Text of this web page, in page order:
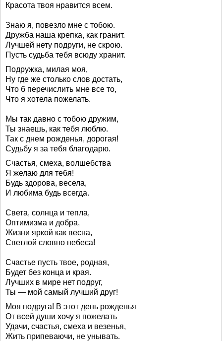
Красота твоя нравится всем.
Знаю я, повезло мне с тобою.
Дружба наша крепка, как гранит.
Лучшей нету подруги, не скрою.
Пусть судьба тебя всюду хранит.
Подружка, милая моя,
Ну где же столько слов достать,
Что б перечислить мне все то,
Что я хотела пожелать.
Мы так давно с тобою дружим,
Ты знаешь, как тебя люблю.
Так с днем рожденья, дорогая!
Судьбу я за тебя благодарю.
Счастья, смеха, волшебства
Я желаю для тебя!
Будь здорова, весела,
И любима будь всегда.
Света, солнца и тепла,
Оптимизма и добра,
Жизни яркой как весна,
Светлой словно небеса!
Счастье пусть твое, родная,
Будет без конца и края.
Лучших в мире нет подруг,
Ты — мой самый лучший друг!
Моя подруга! В этот день рожденья
От всей души хочу я пожелать
Удачи, счастья, смеха и везенья,
Жить припеваючи, не унывать.